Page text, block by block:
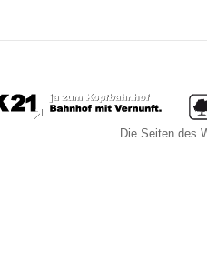
Die Seiten des